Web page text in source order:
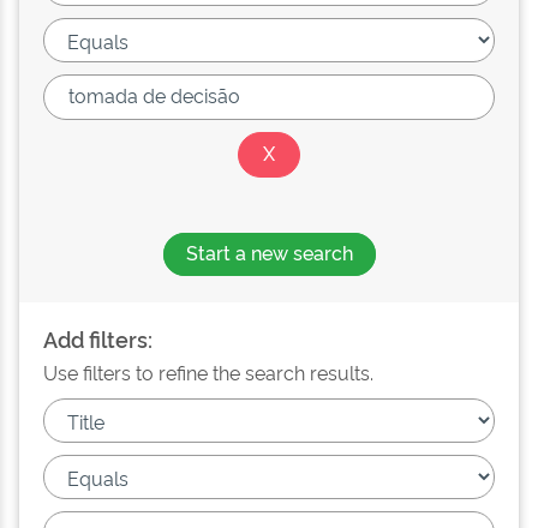
Start a new search
Add filters:
Use filters to refine the search results.